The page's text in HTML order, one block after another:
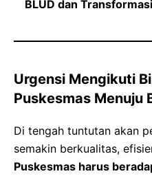
BLUD dan
Urgensi Mengikuti
Puskesmas Menuju
Di tengah tuntutan akan
semakin berkualitas,
Puskesmas harus